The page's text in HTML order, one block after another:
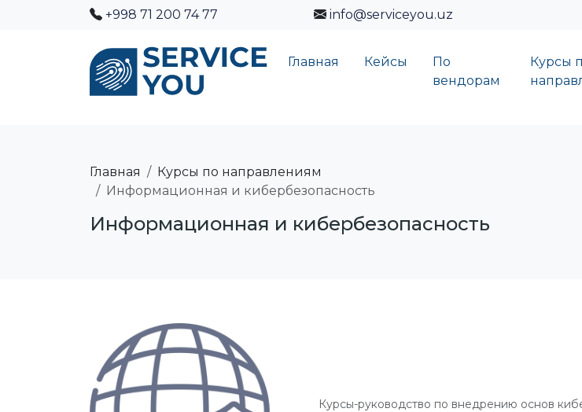
+998 71 200 74 77 info@serviceyou.uz
Главная Кейсы
По
вендорам
Курсы
Главная
Курсы по направлениям
Информационная и кибербезопасность
Информационная и кибербезопасность
Курсы-руководство по внедрению основ